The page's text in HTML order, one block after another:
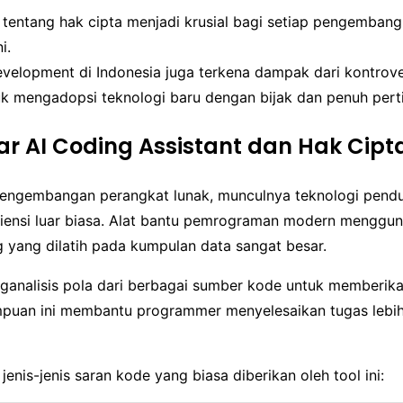
tentang hak cipta menjadi krusial bagi setiap
di Indonesia juga terkena dampak dari
mengadopsi teknologi baru dengan bijak dan penuh
AI Coding Assistant dan Hak
perangkat lunak, munculnya teknologi
luar biasa. Alat bantu pemrograman modern
yang dilatih pada kumpulan data sangat besar.
pola dari berbagai sumber kode untuk
ini membantu programmer menyelesaikan tugas
jenis saran kode yang biasa diberikan oleh tool ini: